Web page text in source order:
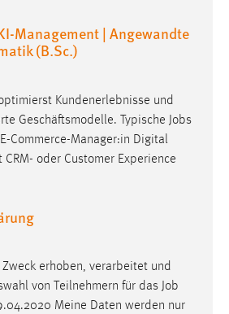
Management | Angewandte
(B.Sc.)
Kundenerlebnisse und
Geschäftsmodelle. Typische Jobs
Commerce-Manager:in Digital
oder Customer Experience
Zweck erhoben, verarbeitet und
von Teilnehmern für das Job
Meine Daten werden nur